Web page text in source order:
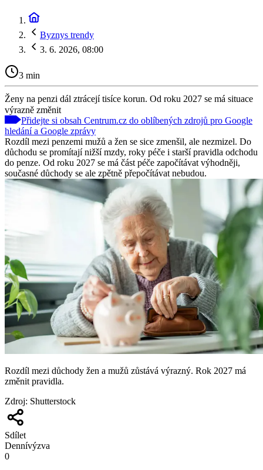
Byznys trendy
3. 6. 2026, 08:00
3 min
Ženy na penzi dál ztrácejí tisíce korun. Od roku 2027 se má situace
výrazně změnit
Přidejte si obsah Centrum.cz do oblíbených zdrojů pro Google
hledání a Google zprávy
Rozdíl mezi penzemi mužů a žen se sice zmenšil, ale nezmizel. Do
důchodu se promítají nižší mzdy, roky péče i starší pravidla odchodu
do penze. Od roku 2027 se má část péče započítávat výhodněji,
současné důchody se ale zpětně přepočítávat nebudou.
Rozdíl mezi důchody žen a mužů zůstává výrazný. Rok 2027 má
změnit pravidla.
Zdroj: Shutterstock
Sdílet
Dennívýzva
0